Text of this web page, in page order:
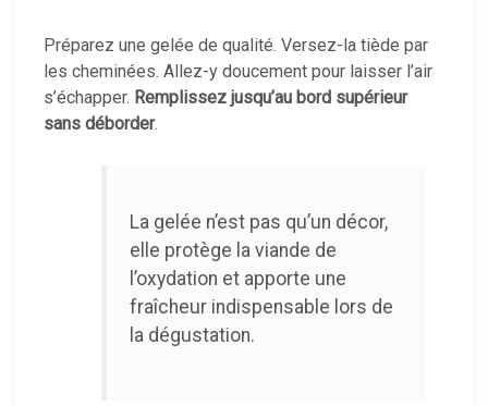
Préparez une gelée de qualité. Versez-la tiède par
les cheminées. Allez-y doucement pour laisser l’air
s’échapper. Remplissez jusqu’au bord supérieur
sans déborder.
La gelée n’est pas qu’un décor,
elle protège la viande de
l’oxydation et apporte une
fraîcheur indispensable lors de
la dégustation.